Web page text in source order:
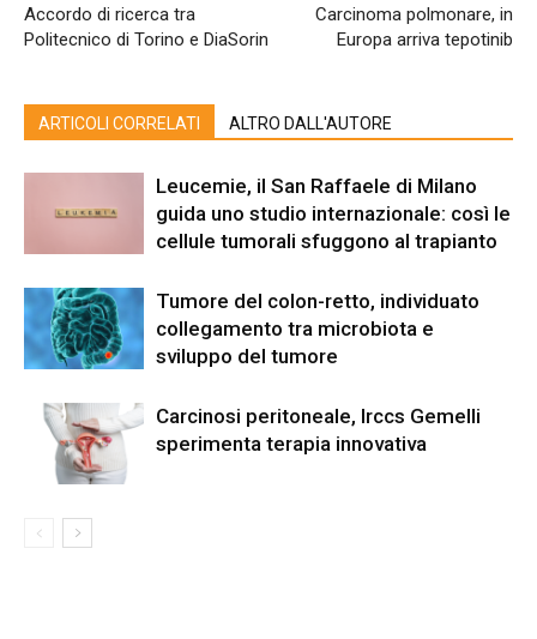
Accordo di ricerca tra
Politecnico di Torino e DiaSorin
Carcinoma polmonare, in
Europa arriva tepotinib
ARTICOLI CORRELATI ALTRO DALL'AUTORE
Leucemie, il San Raffaele di Milano
guida uno studio internazionale: così le
cellule tumorali sfuggono al trapianto
Tumore del colon-retto, individuato
collegamento tra microbiota e
sviluppo del tumore
Carcinosi peritoneale, Irccs Gemelli
sperimenta terapia innovativa